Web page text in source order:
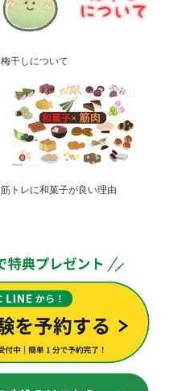
梅干しについて
筋トレに和菓子が良い理由